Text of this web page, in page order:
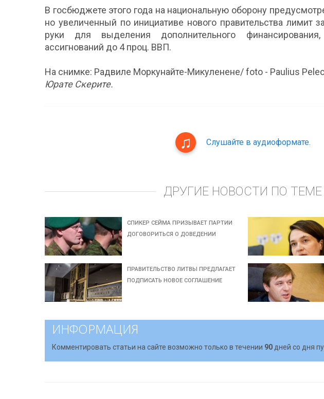
В госбюджете этого года на национальную оборону
но увеличенный по инициативе нового правительства лимит
руки для выделения дополнительного
ассигнований до 4 проц. ВВП.
На снимке: Радвиле Моркунайте-Микуленене/ foto - Paulius
Юрате Скерите.
Слушайте в аудиоформате.
ДРУГИЕ НОВОСТИ ПО ТЕМЕ
СПИКЕР СЕЙМА ПРИЗЫВАЕТ ПАРТИИ
ДОГОВОРИТЬСЯ О ДОВЕДЕНИИ
ПРАВИТЕЛЬСТВО ЛИТВЫ ПРЕДЛАГАЕТ
ПОДПИСАТЬ НОВОЕ СОГЛАШЕНИЕ
ИНФОРМАЦИЯ
Комментировать статьи на сайте возможно только в течении 90 дней со дня